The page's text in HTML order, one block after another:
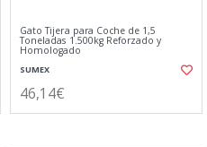
Gato Tijera para Coche de 1,5
Toneladas 1.500kg Reforzado y
Homologado
SUMEX
46,14€